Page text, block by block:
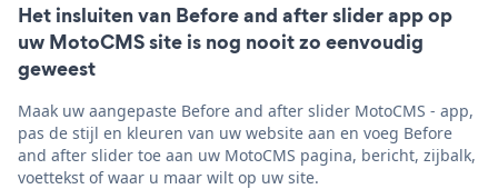
Het insluiten van Before and after slider app op
uw MotoCMS site is nog nooit zo eenvoudig
geweest
Maak uw aangepaste Before and after slider MotoCMS - app,
pas de stijl en kleuren van uw website aan en voeg Before
and after slider toe aan uw MotoCMS pagina, bericht, zijbalk,
voettekst of waar u maar wilt op uw site.